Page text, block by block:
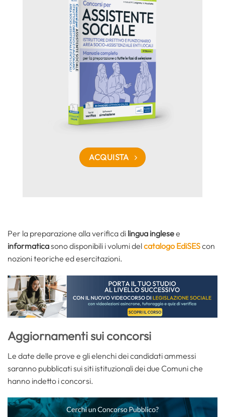
ACQUISTA
Per la preparazione alla verifica di lingua inglesee
informaticasono disponibili i volumi delcatalogo EdiSEScon
nozioni teoriche ed esercitazioni.
Aggiornamenti sui concorsi
Le date delle prove e gli elenchi dei candidati ammessi
saranno pubblicati sui siti istituzionali dei due Comuni che
hanno indetto i concorsi.